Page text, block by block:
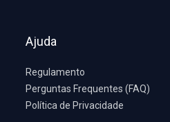
Ajuda
Regulamento
Perguntas Frequentes (FAQ)
Política de Privacidade